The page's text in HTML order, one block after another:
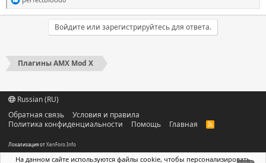
и
м
и
:
Войдите или зарегистрируйтесь для ответа.
Плагины AMX Mod X
Russian (RU)
Обратная связь
Условия и правила
Политика конфиденциальности
Помощь Главная
R
S
Локализация отXenForo.Info
На данном сайте используются файлы cookie, чтобы персонализировать